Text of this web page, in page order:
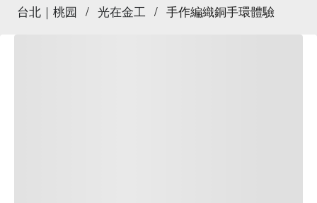
台北｜桃园 / 光在金工 / 手作編織銅手環體驗